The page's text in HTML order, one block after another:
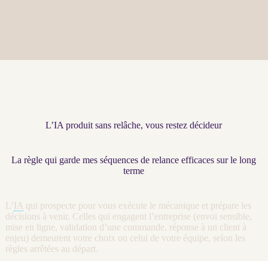
L’IA produit sans relâche, vous restez décideur
La règle qui garde mes séquences de relance efficaces sur le long
terme
L’IA qui prospecte pour vous exécute le mécanique et prépare les
décisions à venir. Celles qui engagent l’entreprise (envoi sensible,
mise en ligne, validation d’une commande, réponse à un client à
enjeu) demeurent votre choix ou celui de votre équipe, selon les
règles arrêtées au départ.